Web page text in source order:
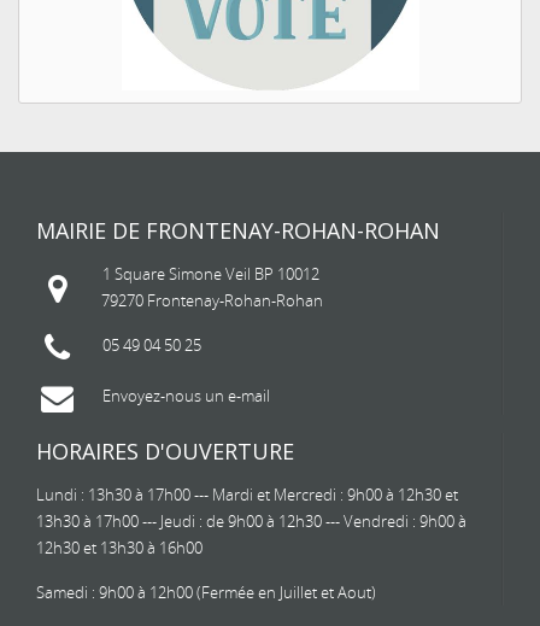
MAIRIE DE FRONTENAY-ROHAN-ROHAN
1 Square Simone Veil BP 10012
79270 Frontenay-Rohan-Rohan
05 49 04 50 25
Envoyez-nous un e-mail
HORAIRES D'OUVERTURE
Lundi : 13h30 à 17h00 --- Mardi et Mercredi : 9h00 à 12h30 et
13h30 à 17h00 --- Jeudi : de 9h00 à 12h30 --- Vendredi : 9h00 à
12h30 et 13h30 à 16h00
Samedi : 9h00 à 12h00 (Fermée en Juillet et Aout)